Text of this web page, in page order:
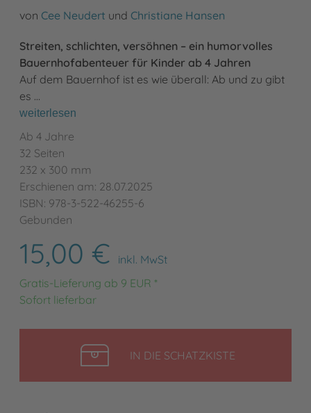
von Cee Neudert und Christiane Hansen
Streiten, schlichten, versöhnen – ein humorvolles
Bauernhofabenteuer für Kinder ab 4 Jahren
Auf dem Bauernhof ist es wie überall: Ab und zu gibt
es …
weiterlesen
Ab 4 Jahre
32 Seiten
232 x 300 mm
Erschienen am: 28.07.2025
ISBN: 978-3-522-46255-6
Gebunden
15,00 €
inkl. MwSt
Gratis-Lieferung ab 9 EUR *
Sofort lieferbar
IN DIE SCHATZKISTELEGEN